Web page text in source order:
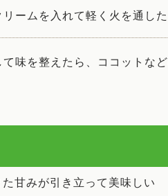
リームを入れて軽く火を通し
味を整えたら、ココットな
甘みが引き立って美味しい